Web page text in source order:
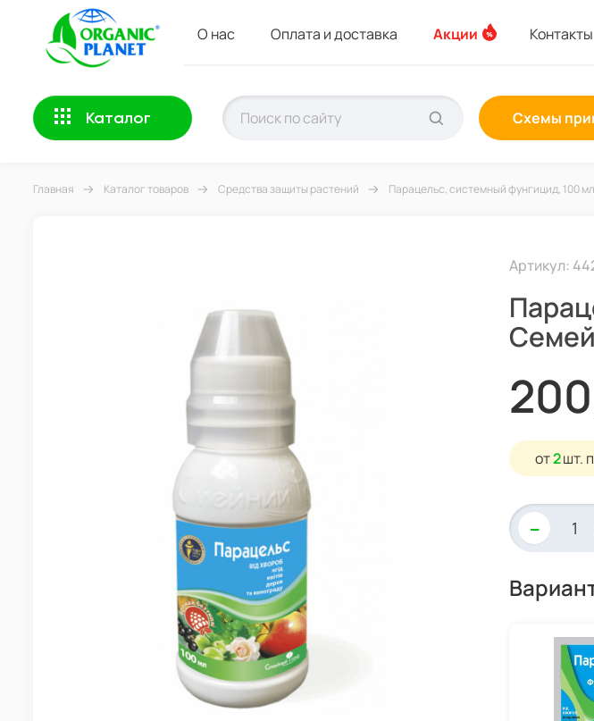
О нас Оплата и доставка Акции Контакты
Каталог Схемы
Главная Каталог товаров Средства защиты растений Парацельс, системный фунгицид, 100
Артикул:
от2шт.
-